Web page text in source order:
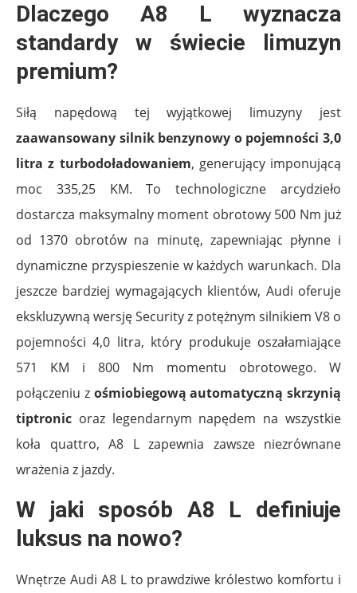
Dlaczego A8 L wyznacza
standardy w świecie limuzyn
premium?
Siłą napędową tej wyjątkowej limuzyny jest
zaawansowany silnik benzynowy o pojemności 3,0
litra z turbodoładowaniem, generujący imponującą
moc 335,25 KM. To technologiczne arcydzieło
dostarcza maksymalny moment obrotowy 500 Nm już
od 1370 obrotów na minutę, zapewniając płynne i
dynamiczne przyspieszenie w każdych warunkach. Dla
jeszcze bardziej wymagających klientów, Audi oferuje
ekskluzywną wersję Security z potężnym silnikiem V8 o
pojemności 4,0 litra, który produkuje oszałamiające
571 KM i 800 Nm momentu obrotowego. W
połączeniu z ośmiobiegową automatyczną skrzynią
tiptronic oraz legendarnym napędem na wszystkie
koła quattro, A8 L zapewnia zawsze niezrównane
wrażenia z jazdy.
W jaki sposób A8 L definiuje
luksus na nowo?
Wnętrze Audi A8 L to prawdziwe królestwo komfortu i